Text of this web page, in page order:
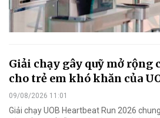
Giải chạy gây quỹ mở rộng
cho trẻ em khó khăn của
09/08/2026 11:01
Giải chạy UOB Heartbeat Run 2026